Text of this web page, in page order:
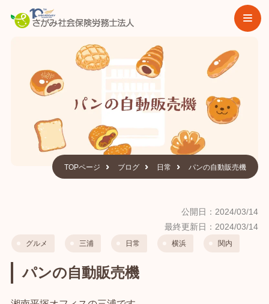
TOPページ ブログ 日常 パンの自動販売機
公開日：2024/03/14
最終更新日：2024/03/14
グルメ 三浦 日常 横浜 関内
パンの自動販売機